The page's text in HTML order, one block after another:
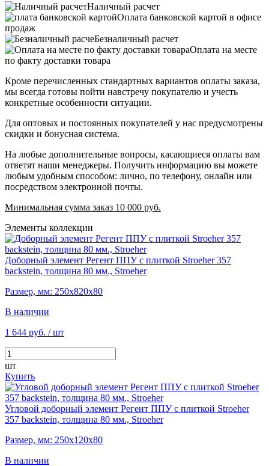
Наличный расчет
Оплата банковской картой в офисе
продаж
Безналичный расчет
Оплата на месте
по факту доставки товара
Кроме перечисленных стандартных вариантов оплаты заказа,
мы всегда готовы пойти навстречу покупателю и учесть
конкретные особенности ситуации.
Для оптовых и постоянных покупателей у нас предусмотрены
скидки и бонусная система.
На любые дополнительные вопросы, касающиеся оплаты вам
ответят наши менеджеры. Получить информацию вы можете
любым удобным способом: лично, по телефону, онлайн или
посредством электронной почты.
Минимальная сумма заказ 10 000 руб.
Элементы коллекции
Доборный элемент Регент ППУ с плиткой Stroeher 357
backstein, толщина 80 мм., Stroeher
Размер, мм: 250х820х80
В наличии
1 644 руб. / шт
шт
Купить
Угловой доборный элемент Регент ППУ с плиткой Stroeher
357 backstein, толщина 80 мм., Stroeher
Размер, мм: 250х120х80
В наличии